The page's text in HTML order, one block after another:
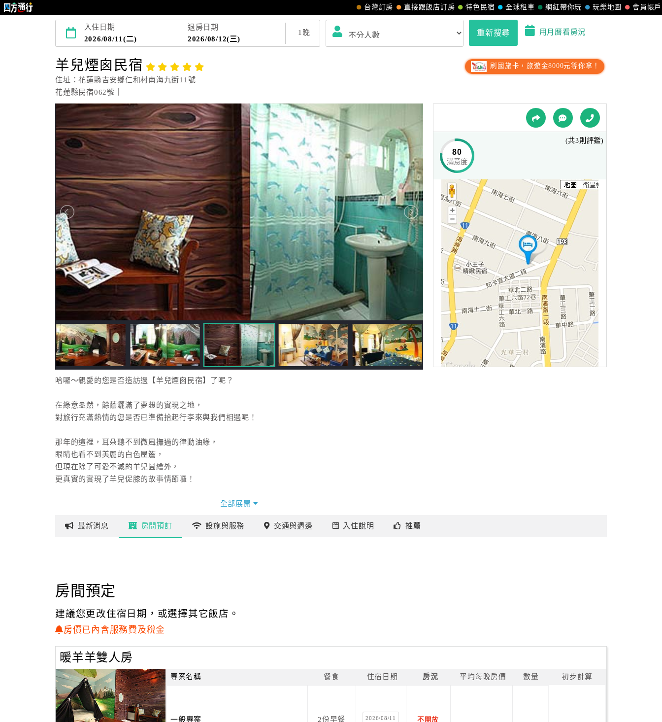
會員帳戶
玩樂地圖
網紅帶你玩
全球租車
特色民宿
直接跟飯店訂房
台灣訂房
入住日期
2026/08/11(二)
退房日期
2026/08/12(三)
1 晚 重新搜尋 用月曆看房況
羊兒煙囪民宿
住址：花蓮縣吉安鄉仁和村南海九街11號
花蓮縣民宿062號｜
刷國旅卡，旅遊金8000元等你拿！
哈囉～親愛的您是否造訪過【羊兒煙囪民宿】了呢？
在綠意盎然，餘蔭灑滿了夢想的實現之地，
對旅行充滿熱情的您是否已準備拾起行李來與我們相遇呢！
那年的這裡，耳朵聽不到微風撫過的律動油綠，
眼睛也看不到美麗的白色屋簷，
但現在除了可愛不減的羊兒圖繪外，
更真實的實現了羊兒促膝的故事情節囉！
更多的空間，更豐富的變化，與更精采的元素，
是我們將呈現給您的再次驚喜，陽光依然絢爛，
也希望成為您的生活注入再出發的能量與活力！
全部展開
80
滿意度
(共3則評鑑)
最新消息 房間預訂 設施與服務 交通與週邊 入住說明 推薦
房間預定
建議您更改住宿日期，或選擇其它飯店。
房價已內含服務費及稅金
暖羊羊雙人房
專案名稱 餐食 住宿日期 房況 平均每晚房價 數量 初步計算
一般專案 2份早餐 2026/08/11 不開放